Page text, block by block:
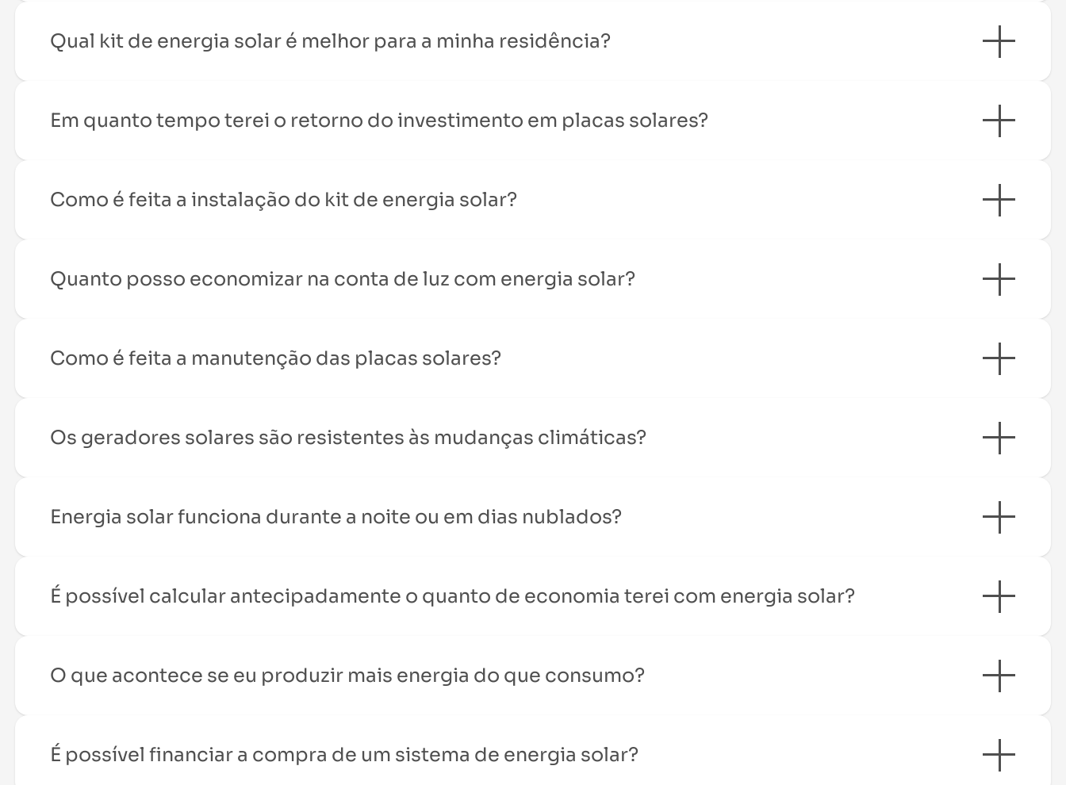
Qual kit de energia solar é melhor para a minha residência?
Em quanto tempo terei o retorno do investimento em placas solares?
Como é feita a instalação do kit de energia solar?
Quanto posso economizar na conta de luz com energia solar?
Como é feita a manutenção das placas solares?
Os geradores solares são resistentes às mudanças climáticas?
Energia solar funciona durante a noite ou em dias nublados?
É possível calcular antecipadamente o quanto de economia terei com energia solar?
O que acontece se eu produzir mais energia do que consumo?
É possível financiar a compra de um sistema de energia solar?